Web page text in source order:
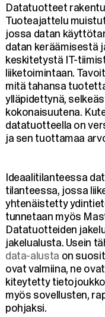
Datatuotteet
Tuoteajattelu
jossa datan
datan keräämisestä
keskitetystä IT-
liiketoimintaan.
mitä tahansa
ylläpidettynä,
kokonaisuutena.
datatuotteella on
ja sen tuottamaa
Ideaalitilanteessa
tilanteessa, jossa
yhtenäistetty
tunnetaan myös
Datatuotteiden
jakelualusta. Usein
data-alusta on
ovat valmiina, ne
kiteytetty
myös sovellusten,
pohjaksi.